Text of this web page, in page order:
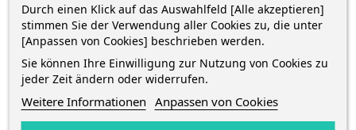
Sofort kaufenund erhalte die Bestellung zwischen
Mittwoch 12 AugustundFreitag 14 August mitDHL
Durch einen Klick auf das Auswahlfeld [Alle akzeptieren]
stimmen Sie der Verwendung aller Cookies zu, die unter
[Anpassen von Cookies] beschrieben werden.
Sie können Ihre Einwilligung zur Nutzung von Cookies zu
jeder Zeit ändern oder widerrufen.
Weitere Informationen Anpassen von Cookies